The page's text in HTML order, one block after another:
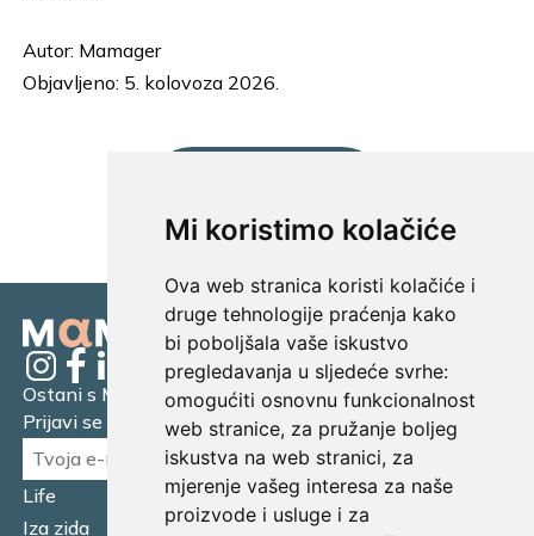
Mi koristimo kolačiće
Ova web stranica koristi kolačiće i
druge tehnologije praćenja kako
bi poboljšala vaše iskustvo
pregledavanja u sljedeće svrhe:
omogućiti osnovnu funkcionalnost
web stranice, za pružanje boljeg
iskustva na web stranici, za
mjerenje vašeg interesa za naše
proizvode i usluge i za
Autor: Mamager
Objavljeno: 5. kolovoza 2026.
Life
Financijska pismenost
Iza zida
Business
Ostani s Mamagerom
Prijavi se na naš newsletter.